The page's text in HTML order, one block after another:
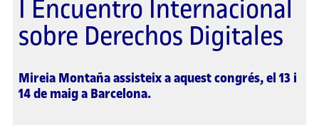
I Encuentro Internacional
sobre Derechos Digitales
Mireia Montaña assisteix a aquest congrés, el 13 i
14 de maig a Barcelona.